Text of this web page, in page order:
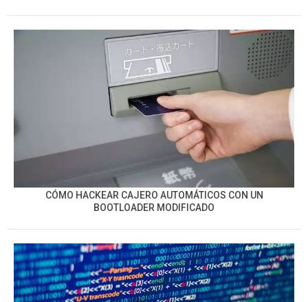
CÓMO HACKEAR CAJERO AUTOMÁTICOS CON UN
BOOTLOADER MODIFICADO